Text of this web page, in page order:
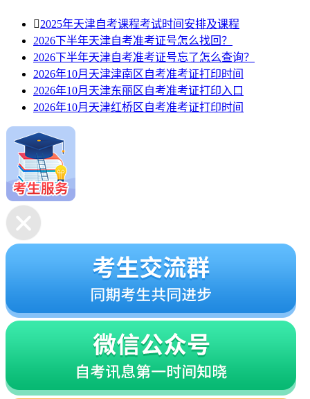
2025年天津自考课程考试时间安排及课程
2026下半年天津自考准考证号怎么找回？
2026下半年天津自考准考证号忘了怎么查询？
2026年10月天津津南区自考准考证打印时间
2026年10月天津东丽区自考准考证打印入口
2026年10月天津红桥区自考准考证打印时间